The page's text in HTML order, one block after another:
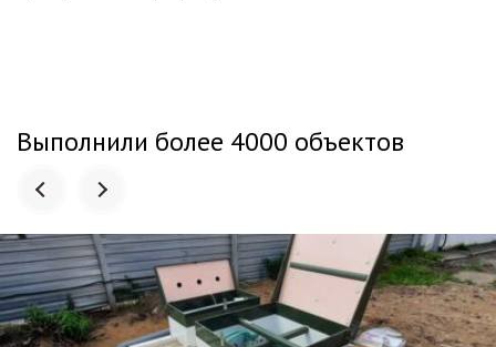
Выполнили более 4000 объектов